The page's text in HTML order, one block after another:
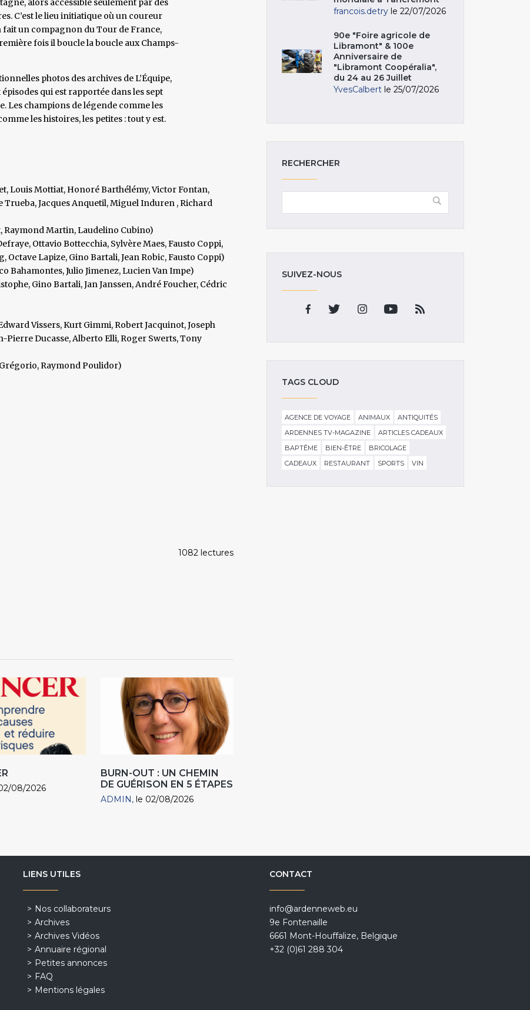
alors accessible seulement par des
C’est le lieu initiatique où un coureur
un compagnon du Tour de France,
fois il boucle la boucle aux Champs-
photos des archives de L’Équipe,
qui est rapportée dans les sept
Les champions de légende comme les
les histoires, les petites : tout y est.
Louis Mottiat, Honoré Barthélémy, Victor Fontan,
Jacques Anquetil, Miguel Induren , Richard
Raymond Martin, Laudelino Cubino)
Ottavio Bottecchia, Sylvère Maes, Fausto Coppi,
Lapize, Gino Bartali, Jean Robic, Fausto Coppi)
Bahamontes, Julio Jimenez, Lucien Van Impe)
Gino Bartali, Jan Janssen, André Foucher, Cédric
Vissers, Kurt Gimmi, Robert Jacquinot, Joseph
Pierre Ducasse, Alberto Elli, Roger Swerts, Tony
Raymond Poulidor)
1082 lectures
08/2026
BURN-OUT : UN CHEMIN
DE GUÉRISON EN 5 ÉTAPES
ADMIN le 02/08/2026
francois.detry le 22/07/2026
90e "Foire agricole de
Libramont" & 100e
Anniversaire de
"Libramont Coopéralia",
du 24 au 26 Juillet
YvesCalbert le 25/07/2026
RECHERCHER
SUIVEZ-NOUS
TAGS CLOUD
AGENCE DE VOYAGE ANIMAUX
ANTIQUITÉS
ARDENNES TV-MAGAZINE
ARTICLES CADEAUX
BAPTÊME
BIEN-ÊTRE
BRICOLAGE
CADEAUX
RESTAURANT SPORTS VIN
LIENS UTILES
Nos collaborateurs
Archives
Archives Vidéos
Annuaire régional
Petites annonces
FAQ
Mentions légales
CONTACT
info@ardenneweb.eu
9e Fontenaille
6661 Mont-Houffalize, Belgique
+32 (0)61 288 304